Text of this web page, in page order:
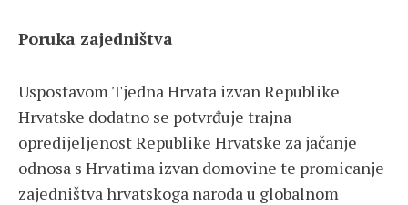
Poruka zajedništva
Uspostavom Tjedna Hrvata izvan Republike
Hrvatske dodatno se potvrđuje trajna
opredijeljenost Republike Hrvatske za jačanje
odnosa s Hrvatima izvan domovine te promicanje
zajedništva hrvatskoga naroda u globalnom